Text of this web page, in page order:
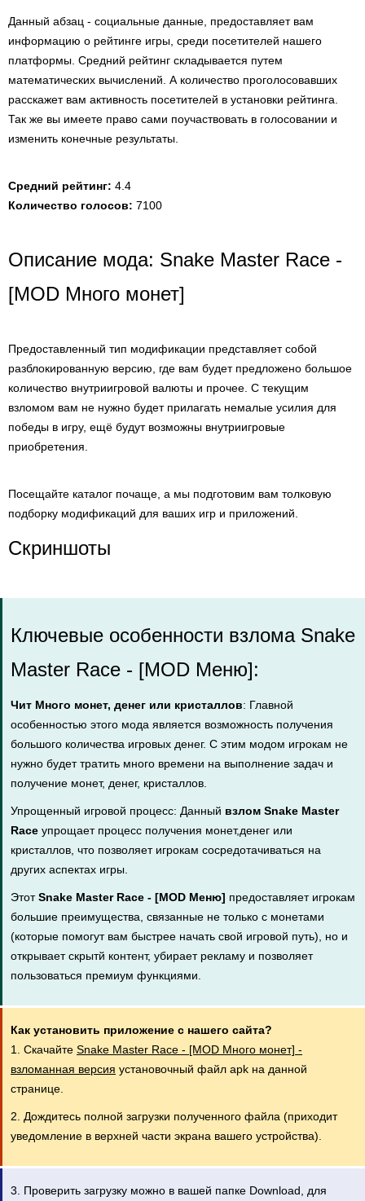
Данный абзац - социальные данные, предоставляет вам
информацию о рейтинге игры, среди посетителей нашего
платформы. Средний рейтинг складывается путем
математических вычислений. А количество проголосовавших
расскажет вам активность посетителей в установки рейтинга.
Так же вы имеете право сами поучаствовать в голосовании и
изменить конечные результаты.
Средний рейтинг: 4.4
Количество голосов: 7100
Описание мода: Snake Master Race -
[MOD Много монет]
Предоставленный тип модификации представляет собой
разблокированную версию, где вам будет предложено большое
количество внутриигровой валюты и прочее. С текущим
взломом вам не нужно будет прилагать немалые усилия для
победы в игру, ещё будут возможны внутриигровые
приобретения.
Посещайте каталог почаще, а мы подготовим вам толковую
подборку модификаций для ваших игр и приложений.
Скриншоты
Ключевые особенности взлома Snake
Master Race - [MOD Меню]:
Чит Много монет, денег или кристаллов: Главной
особенностью этого мода является возможность получения
большого количества игровых денег. С этим модом игрокам не
нужно будет тратить много времени на выполнение задач и
получение монет, денег, кристаллов.
Упрощенный игровой процесс: Данный взлом Snake Master
Race упрощает процесс получения монет,денег или
кристаллов, что позволяет игрокам сосредотачиваться на
других аспектах игры.
ЭтотSnake Master Race - [MOD Меню] предоставляет игрокам
большие преимущества, связанные не только с монетами
(которые помогут вам быстрее начать свой игровой путь), но и
открывает скрытй контент, убирает рекламу и позволяет
пользоваться премиум функциями.
Как установить приложение с нашего сайта?
1. Скачайте Snake Master Race - [MOD Много монет] -
взломанная версия установочный файл apk на данной
странице.
2. Дождитесь полной загрузки полученного файла (приходит
уведомление в верхней части экрана вашего устройства).
3. Проверить загрузку можно в вашей папке Download, для